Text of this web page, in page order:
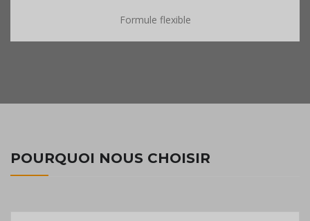
Formule flexible
POURQUOI NOUS CHOISIR